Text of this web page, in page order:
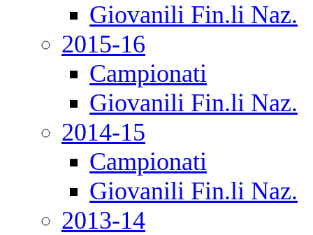
Giovanili Fin.li Naz.
2015-16
Campionati
Giovanili Fin.li Naz.
2014-15
Campionati
Giovanili Fin.li Naz.
2013-14